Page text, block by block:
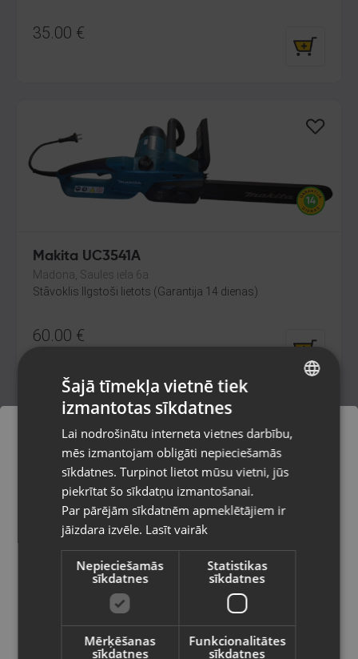
35.00 €
Makita UC3541A
Madona, Saules iela 6a
Stāvoklis Ilgstoši lietots (Garantija 14 dienas)
60.00 €
Makita DUC357
Valmiera, Rīgas iela 23
Stāvoklis Lietots (Garantija 6 mēneši)
€
Pasūtījumi tiks piegādāti uz
izvēlēto valsti
Vietnes saturs būs attēlots izvēlētajā
valodā
Valsts
RUSSIAN
Šajā tīmekļa vietnē tiek
izmantotas sīkdatnes
Lai nodrošinātu interneta vietnes darbību,
mēs izmantojam obligāti nepieciešamās
sīkdatnes. Turpinot lietot mūsu vietni, jūs
piekrītat šo sīkdatņu izmantošanai.
Par pārējām sīkdatnēm apmeklētājiem ir
jāizdara izvēle. Lasīt vairāk
Nepieciešamās
sīkdatnes
Statistikas
sīkdatnes
Mērķēšanas
sīkdatnes
Funkcionalitātes
sīkdatnes